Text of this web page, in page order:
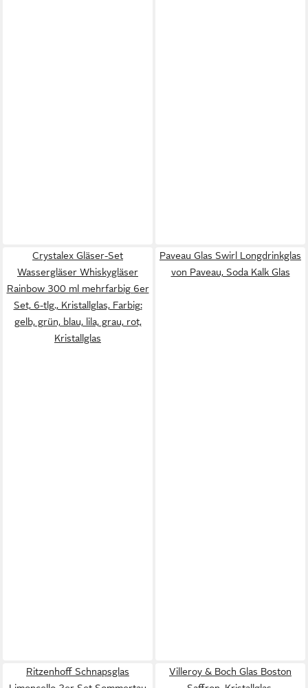
Crystalex Gläser-Set
Wassergläser Whiskygläser
Rainbow 300 ml mehrfarbig 6er
Set, 6-tlg., Kristallglas, Farbig:
gelb, grün, blau, lila, grau, rot,
Kristallglas
Paveau Glas Swirl Longdrinkglas
von Paveau, Soda Kalk Glas
Ritzenhoff Schnapsglas
Villeroy & Boch Glas Boston